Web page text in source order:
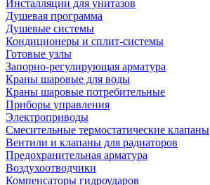
Инсталляции для унитазов
Душевая программа
Душевые системы
Кондиционеры и сплит-системы
Готовые узлы
Запорно-регулирующая арматура
Краны шаровые для воды
Краны шаровые потребительные
Приборы управления
Электроприводы
Смесительные термостатические клапаны
Вентили и клапаны для радиаторов
Предохранительная арматура
Воздухоотводчики
Компенсаторы гидроударов